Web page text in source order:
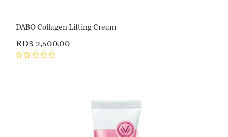
DABO Collagen Lifting Cream
RD$ 2,500.00